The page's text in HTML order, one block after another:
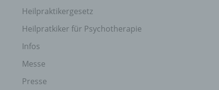
Heilpraktikergesetz
Heilpratkiker für Psychotherapie
Infos
Messe
Presse